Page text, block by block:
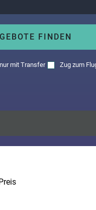
FINDEN
nurmit Transfer
Zug zum